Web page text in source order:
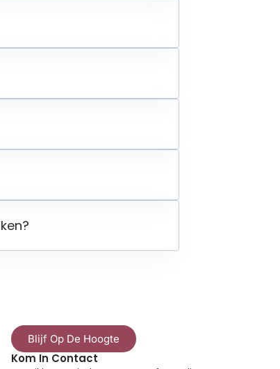
Blijf Op De Hoogte
Kom In Contact